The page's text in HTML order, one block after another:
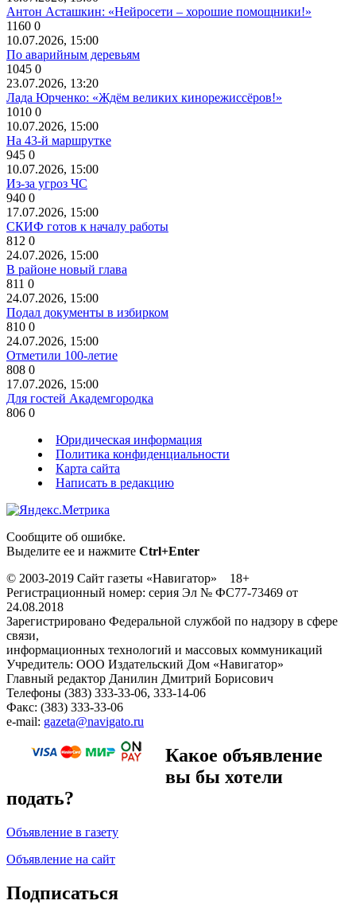
Антон Асташкин: «Нейросети – хорошие помощники!»
1160 0
10.07.2026, 15:00
По аварийным деревьям
1045 0
23.07.2026, 13:20
Лада Юрченко: «Ждём великих кинорежиссёров!»
1010 0
10.07.2026, 15:00
На 43-й маршрутке
945 0
10.07.2026, 15:00
Из-за угроз ЧС
940 0
17.07.2026, 15:00
СКИФ готов к началу работы
812 0
24.07.2026, 15:00
В районе новый глава
811 0
24.07.2026, 15:00
Подал документы в избирком
810 0
24.07.2026, 15:00
Отметили 100-летие
808 0
17.07.2026, 15:00
Для гостей Академгородка
806 0
Юридическая информация
Политика конфиденциальности
Карта сайта
Написать в редакцию
Сообщите об ошибке.
Выделите ее и нажмите Ctrl+Enter
© 2003-2019 Сайт газеты «Навигатор» 18+
Регистрационный номер: серия Эл № ФС77-73469 от
24.08.2018
Зарегистрировано Федеральной службой по надзору в сфере
связи,
информационных технологий и массовых коммуникаций
Учредитель: ООО Издательский Дом «Навигатор»
Главный редактор Данилин Дмитрий Борисович
Телефоны (383) 333-33-06, 333-14-06
Факс: (383) 333-33-06
e-mail: gazeta@navigato.ru
Какое объявление
вы бы хотели
подать?
Объявление в газету
Объявление на сайт
Подписаться